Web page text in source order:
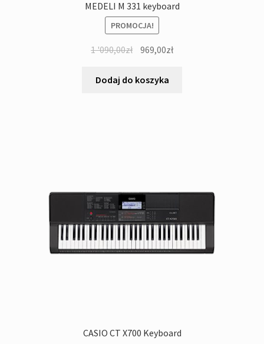
MEDELI M 331 keyboard
PROMOCJA!
1 '090,00zł
Pierwotna
wynosiła:
969,00złAktualna
Dodaj do koszyka
CASIO CT X700 Keyboard